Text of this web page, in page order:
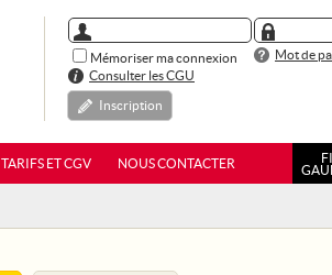
Mémoriser ma connexion
Mot de
Consulter les CGU
Inscription
TARIFS ET CGV NOUS CONTACTER